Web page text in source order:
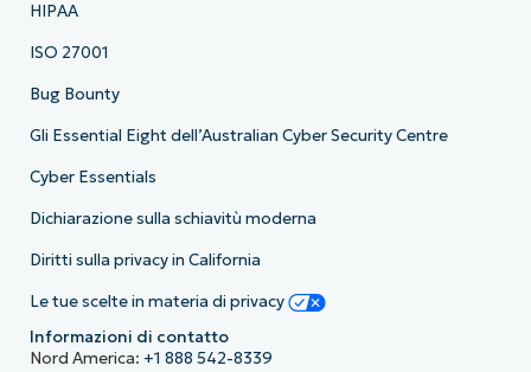
HIPAA
ISO 27001
Bug Bounty
Gli Essential Eight dell’Australian Cyber Security Centre
Cyber Essentials
Dichiarazione sulla schiavitù moderna
Diritti sulla privacy in California
Le tue scelte in materia di privacy
Informazioni di contatto
Nord America: +1 888 542-8339